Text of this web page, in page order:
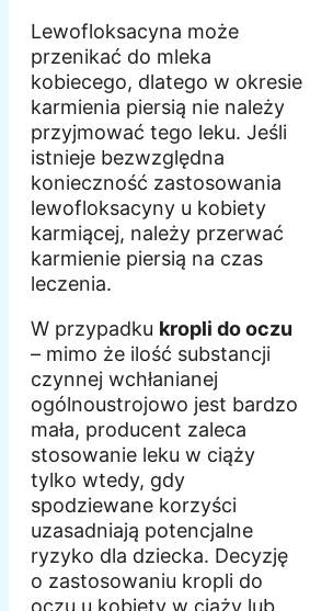
Lewofloksacyna może
przenikać do mleka
kobiecego, dlatego w okresie
karmienia piersią nie należy
przyjmować tego leku. Jeśli
istnieje bezwzględna
konieczność zastosowania
lewofloksacyny u kobiety
karmiącej, należy przerwać
karmienie piersią na czas
leczenia.
W przypadku kropli do oczu
– mimo że ilość substancji
czynnej wchłanianej
ogólnoustrojowo jest bardzo
mała, producent zaleca
stosowanie leku w ciąży
tylko wtedy, gdy
spodziewane korzyści
uzasadniają potencjalne
ryzyko dla dziecka. Decyzję
o zastosowaniu kropli do
oczu u kobiety w ciąży lub